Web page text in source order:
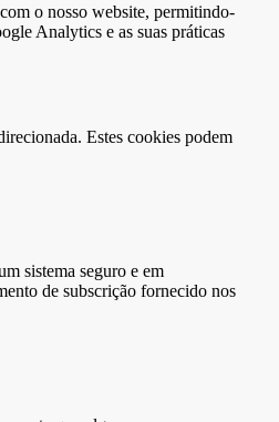
o nosso website, permitindo-
Analytics e as suas práticas
Estes cookies podem
sistema seguro e em
de subscrição fornecido nos